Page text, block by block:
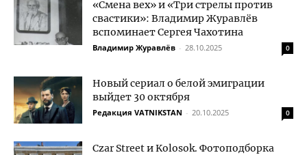
«Смена вех» и «Три стрелы против
свастики»: Владимир Журавлёв
вспоминает Сергея Чахотина
Владимир Журавлёв - 28.10.2025 0
Новый сериал о белой эмиграции
выйдет 30 октября
Редакция VATNIKSTAN - 20.10.2025 0
Czar Street и Kolosok. Фотоподборка